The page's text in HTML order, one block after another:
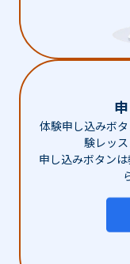
体験申し込みボ
験レッス
申し込みボタン